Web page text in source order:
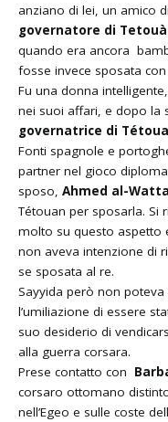
anziano di lei, un amico
governatore di
quando era ancora
fosse invece sposata
Fu una donna
nei suoi affari, e dopo la
governatrice di
Fonti spagnole e
partner nel gioco
sposo,Ahmed al-
Tétouan per sposarla. Si
molto su questo aspetto
non aveva intenzione di
se sposata al re.
Sayyida però non
l’umiliazione di essere
suo desiderio di
alla guerra corsara.
Prese contatto con
corsaro ottomano
nell’Egeo e sulle coste